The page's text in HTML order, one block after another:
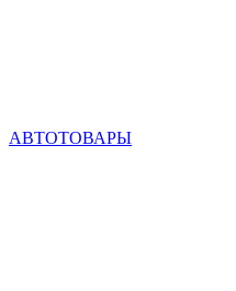
АВТОТОВАРЫ